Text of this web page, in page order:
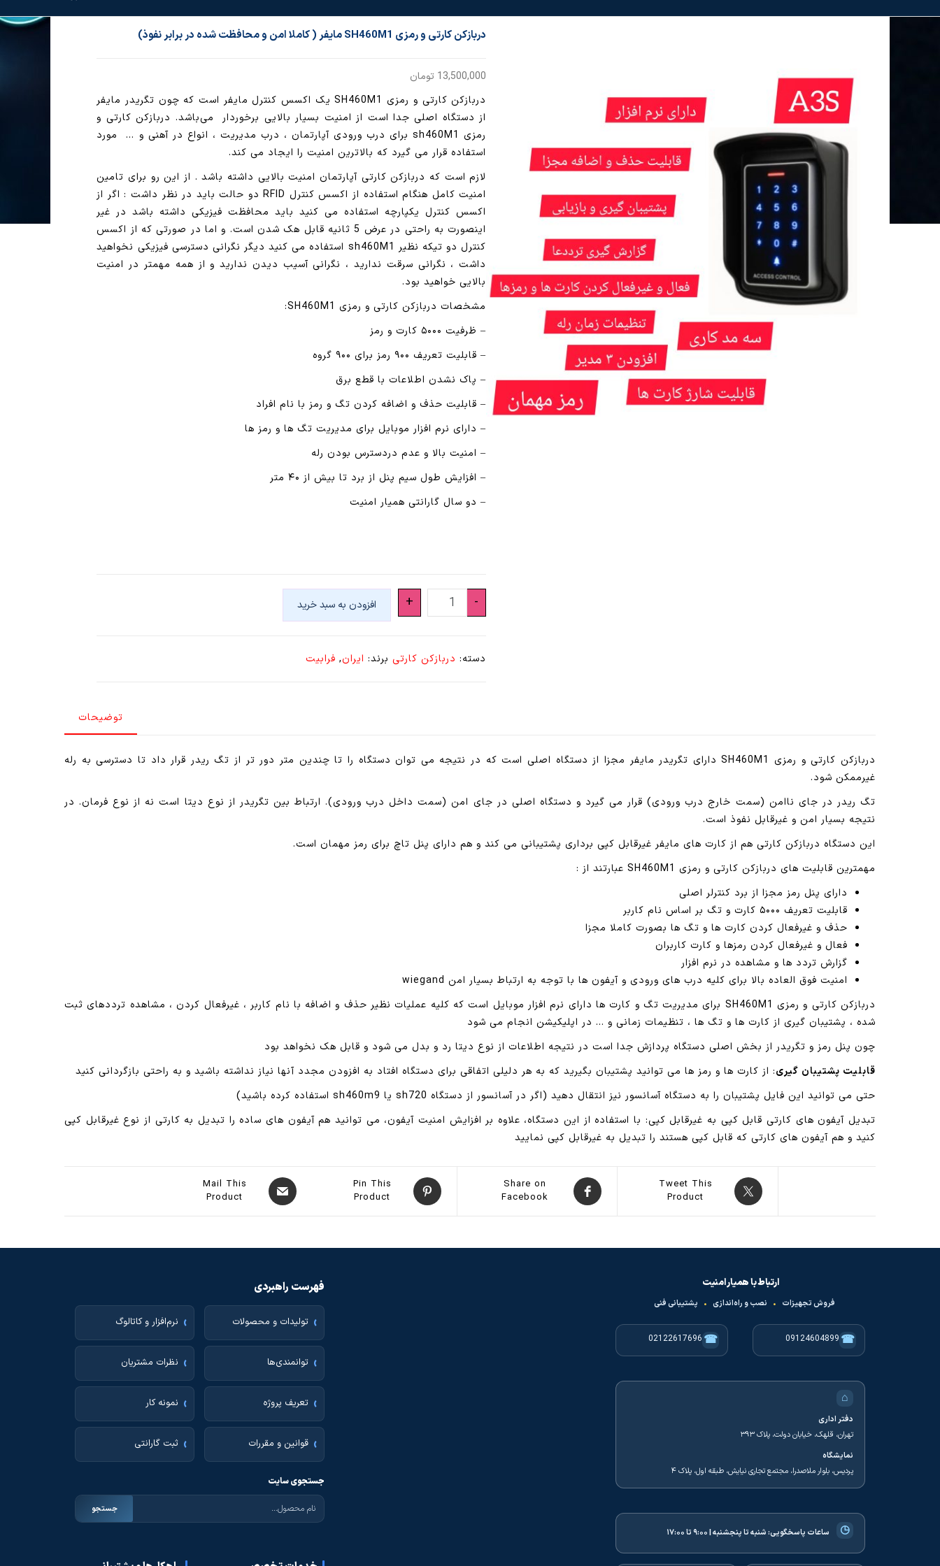
دربازکن کارتی و رمزی SH460M1 مایفر ( کاملا امن و محافظت شده در برابر نفوذ)
13,500,000 تومان
دربازکن کارتی و رمزی SH460M1 یک اکسس کنترل مایفر است که چون تگریدر مایفر
از دستگاه اصلی جدا است از امنیت بسیار بالایی برخوردار می‌باشد. دربازکن کارتی و
رمزی sh460M1 برای درب ورودی آپارتمان ، درب مدیریت ، انواع در آهنی و … مورد
استفاده قرار می گیرد که بالاترین امنیت را ایجاد می کند.
لازم است که دربازکن کارتی آپارتمان امنیت بالایی داشته باشد . از این رو برای تامین
امنیت کامل هنگام استفاده از اکسس کنترل RFID دو حالت باید در نظر داشت : اگر از
اکسس کنترل یکپارچه استفاده می کنید باید محافظت فیزیکی داشته باشد در غیر
اینصورت به راحتی در عرض 5 ثانیه قابل هک شدن است. و اما در صورتی که از اکسس
کنترل دو تیکه نظیر sh460M1 استفاده می کنید دیگر نگرانی دسترسی فیزیکی نخواهید
داشت ، نگرانی سرقت ندارید ، نگرانی آسیب دیدن ندارید و از همه مهمتر در امنیت
بالایی خواهید بود.
مشخصات دربازکن کارتی و رمزی SH460M1:
– ظرفیت ۵۰۰۰ کارت و رمز
– قابلیت تعریف ۹۰۰ رمز برای ۹۰۰ گروه
– پاک نشدن اطلاعات با قطع برق
– قابلیت حذف و اضافه کردن تگ و رمز با نام افراد
– دارای نرم افزار موبایل برای مدیریت تگ ها و رمز ها
– امنیت بالا و عدم دردسترس بودن رله
– افزایش طول سیم پنل از برد تا بیش از ۴۰ متر
– دو سال گارانتی همیار امنیت
-
دربازکن
کارتی
SH460M1
و
در
نفوذ)
+ افزودن به سبد خرید
دسته: دربازکن کارتی برند: ایران, فرابیت
توضیحات
دربازکن کارتی و رمزی SH460M1 دارای تگریدر مایفر مجزا از دستگاه اصلی است که در نتیجه می توان دستگاه را تا چندین متر دور تر از تگ ریدر قرار داد تا دسترسی به رله
غیرممکن شود.
تگ ریدر در جای ناامن (سمت خارج درب ورودی) قرار می گیرد و دستگاه اصلی در جای امن (سمت داخل درب ورودی). ارتباط بین تگریدر از نوع دیتا است نه از نوع فرمان. در
نتیجه بسیار امن و غیرقابل نفوذ است.
این دستگاه دربازکن کارتی هم از کارت های مایفر غیرقابل کپی برداری پشتیبانی می کند و هم دارای پنل تاچ برای رمز مهمان است.
مهمترین قابلیت های دربازکن کارتی و رمزی SH460M1 عبارتند از :
دارای پنل رمز مجزا از برد کنترلر اصلی
قابلیت تعریف ۵۰۰۰ کارت و تگ بر اساس نام کاربر
حذف و غیرفعال کردن کارت ها و تگ ها بصورت کاملا مجزا
فعال و غیرفعال کردن رمزها و کارت کاربران
گزارش تردد ها و مشاهده در نرم افزار
امنیت فوق العاده بالا برای کلیه درب های ورودی و آیفون ها با توجه به ارتباط بسیار امن wiegand
دربازکن کارتی و رمزی SH460M1 برای مدیریت تگ و کارت ها دارای نرم افزار موبایل است که کلیه عملیات نظیر حذف و اضافه با نام کاربر ، غیرفعال کردن ، مشاهده ترددهای ثبت
شده ، پشتیبان گیری از کارت ها و تگ ها ، تنظیمات زمانی و … در اپلیکیشن انجام می شود
چون پنل رمز و تگریدر از بخش اصلی دستگاه پردازش جدا است در نتیجه اطلاعات از نوع دیتا رد و بدل می شود و قابل هک نخواهد بود
قابلیت پشتیبان گیری: از کارت ها و رمز ها می توانید پشتیبان بگیرید که به هر دلیلی اتفاقی برای دستگاه افتاد به افزودن مجدد آنها نیاز نداشته باشید و به راحتی بازگردانی کنید
حتی می توانید این فایل پشتیبان را به دستگاه آسانسور نیز انتقال دهید (اگر در آسانسور از دستگاه sh720 یا sh460m9 استفاده کرده باشید)
تبدیل آیفون های کارتی قابل کپی به غیرقابل کپی: با استفاده از این دستگاه، علاوه بر افزایش امنیت آیفون، می توانید هم آیفون های ساده را تبدیل به کارتی از نوع غیرقابل کپی
کنید و هم آیفون های کارتی که قابل کپی هستند را تبدیل به غیرقابل کپی نمایید
Tweet This
Product
Share on
Facebook
Pin This
Product
Mail This
Product
ارتباط با همیار امنیت
فروش تجهیزات • نصب و راه‌اندازی • پشتیبانی فنی
☎
09124604899
☎
02122617696
⌂
دفتر اداری
تهران، قلهک، خیابان دولت، پلاک ۳۹۳
نمایشگاه
پردیس، بلوار ملاصدرا، مجتمع تجاری نیایش، طبقه اول، پلاک ۴
◷ ساعات پاسخگویی:شنبه تا پنجشنبه | ۹:۰۰ تا ۱۷:۰۰
فهرست راهبردی
تولیدات و محصولات نرم‌افزار و کاتالوگ
توانمندی‌ها نظرات مشتریان
تعریف پروژه نمونه کار
قوانین و مقررات ثبت گارانتی
جستجوی سایت
جستجو